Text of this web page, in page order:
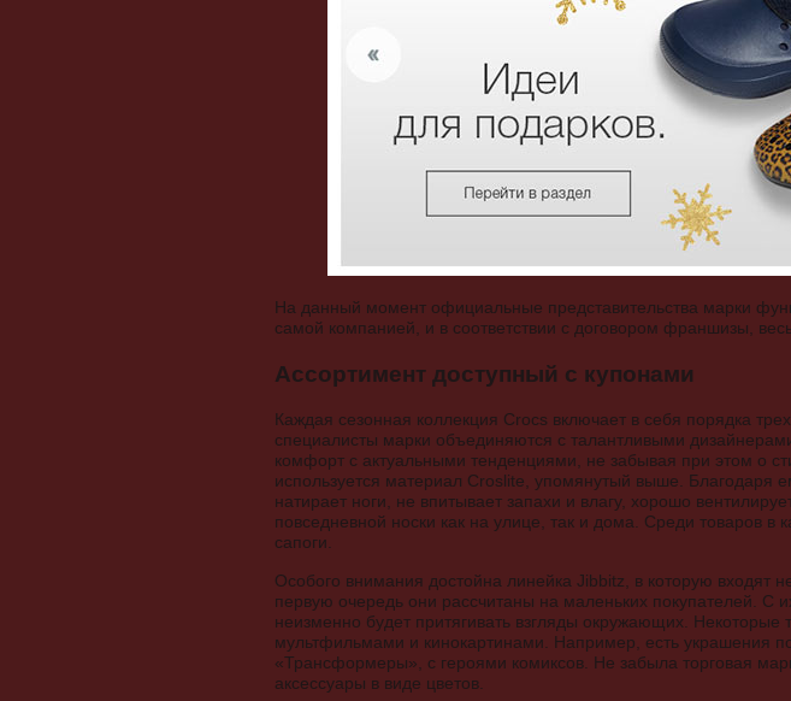
На данный момент официальные представительства марки
самой компанией, и в соответствии с договором франшизы,
Ассортимент доступный с купонами
Каждая сезонная коллекция Crocs включает в себя порядка
специалисты марки объединяются с талантливыми
комфорт с актуальными тенденциями, не забывая при этом о
используется материал Croslite, упомянутый выше. Благодаря
натирает ноги, не впитывает запахи и влагу, хорошо
повседневной носки как на улице, так и дома. Среди товаров в
сапоги.
Особого внимания достойна линейка Jibbitz, в которую
первую очередь они рассчитаны на маленьких покупателей.
неизменно будет притягивать взгляды окружающих.
мультфильмами и кинокартинами. Например, есть украшения
«Трансформеры», с героями комиксов. Не забыла торговая
аксессуары в виде цветов.